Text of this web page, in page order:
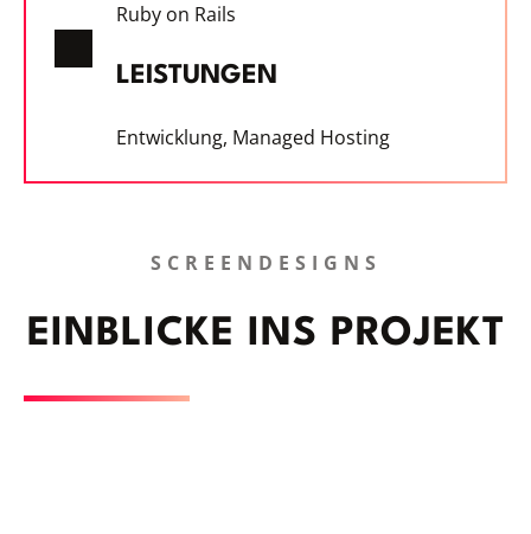
Ruby on Rails
LEISTUNGEN
Entwicklung, Managed Hosting
SCREENDESIGNS
EINBLICKE INS PROJEKT